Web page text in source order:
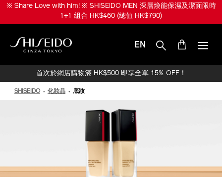
※ Share Love with him! ※ SHISEIDO MEN 深層煥能保濕及潔面限時
1+1 組合 HK$460 (總值 HK$790)
EN
首次於網店購物滿 HK$500 即享全單 15% OFF！
SHISEIDO 化妝品 底妝